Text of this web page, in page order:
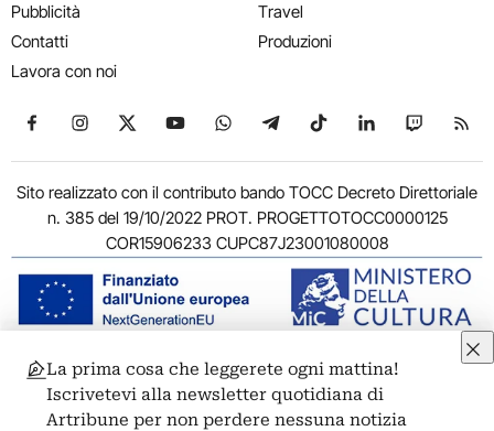
Pubblicità
Contatti
Lavora con noi
Travel
Produzioni
Seguici su Facebook
Seguici su Instagram
Seguici su X
Seguici su YouTube
Seguici su WhatsApp
Seguici su Telegram
Seguici su TikTok
Seguici su
Seguici
Sito realizzato con il contributo bando TOCC Decreto Direttoriale
n. 385 del 19/10/2022 PROT. PROGETTOTOCC0000125
COR15906233 CUPC87J23001080008
© 2011-2026 ARTRIBUNE srl – Corso Vittorio Emanuele II, 287 –
00186 Roma - P.I. 11381581005
Privacy: Responsabile della protezione dei dati personali
La prima cosa che leggerete ogni mattina!
Iscrivetevi alla newsletter quotidiana di
Artribune per non perdere nessuna notizia